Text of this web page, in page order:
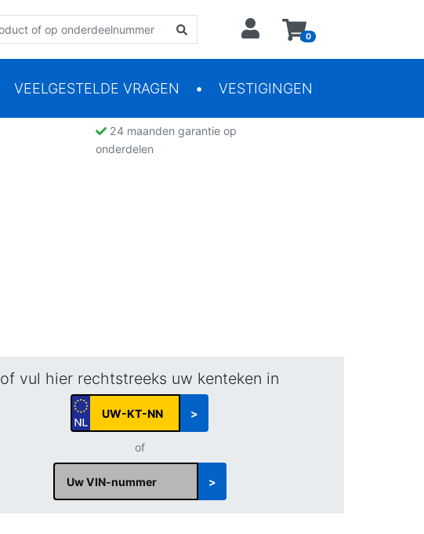
0
VEELGESTELDE VRAGEN VESTIGINGEN
24 maanden garantie op
onderdelen
of vul hier rechtstreeks uw kenteken in
>
of
>